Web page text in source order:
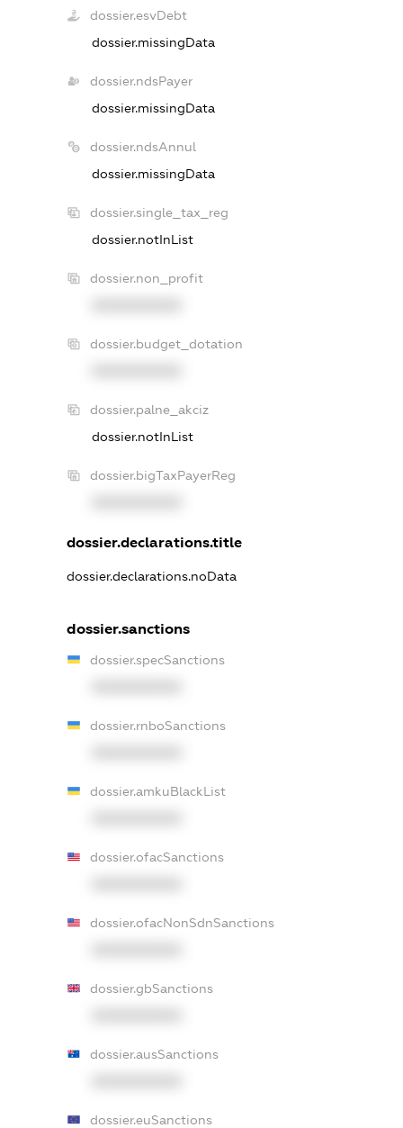
dossier.esvDebt
dossier.missingData
dossier.ndsPayer
dossier.missingData
dossier.ndsAnnul
dossier.missingData
dossier.single_tax_reg
dossier.notInList
dossier.non_profit
dossier.budget_dotation
dossier.palne_akciz
dossier.notInList
dossier.bigTaxPayerReg
dossier.declarations.title
dossier.declarations.noData
dossier.sanctions
dossier.specSanctions
dossier.rnboSanctions
dossier.amkuBlackList
dossier.ofacSanctions
dossier.ofacNonSdnSanctions
dossier.gbSanctions
dossier.ausSanctions
dossier.euSanctions